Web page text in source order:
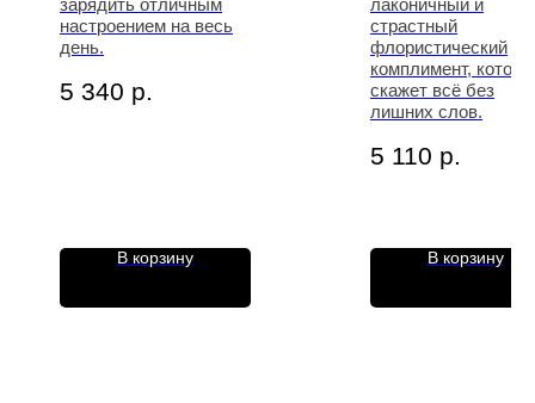
зарядить отличным
настроением на весь
день.
5 340 р.
В корзину
лаконичный и
страстный
флористический
комплимент,
скажет всё без
лишних слов.
5 110 р.
В корзину